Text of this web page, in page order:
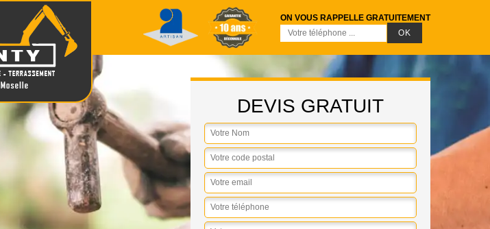
ON VOUS RAPPELLE GRATUITEMENT
DEVIS GRATUIT